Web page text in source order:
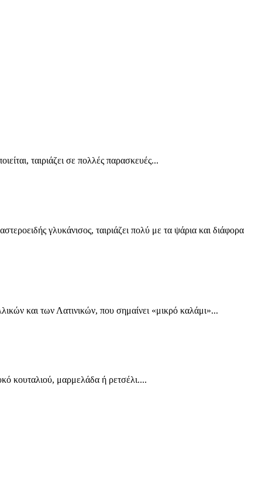
ταιριάζει σε πολλές παρασκευές...
γλυκάνισος, ταιριάζει πολύ με τα ψάρια και διάφορα
και των Λατινικών, που σημαίνει «μικρό καλάμι»...
κουταλιού, μαρμελάδα ή ρετσέλι....